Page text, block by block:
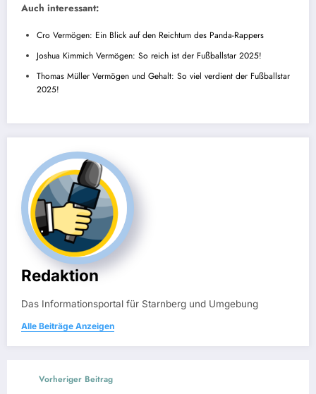
Auch interessant:
Cro Vermögen: Ein Blick auf den Reichtum des Panda-Rappers
Joshua Kimmich Vermögen: So reich ist der Fußballstar 2025!
Thomas Müller Vermögen und Gehalt: So viel verdient der Fußballstar
2025!
Redaktion
Das Informationsportal für Starnberg und Umgebung
Alle Beiträge Anzeigen
Vorheriger Beitrag